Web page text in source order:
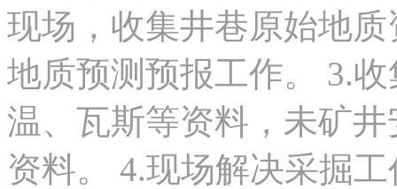
现场，收集井巷原始地
地质预测预报工作。 3.
温、瓦斯等资料，未矿
资料。 4.现场解决采掘